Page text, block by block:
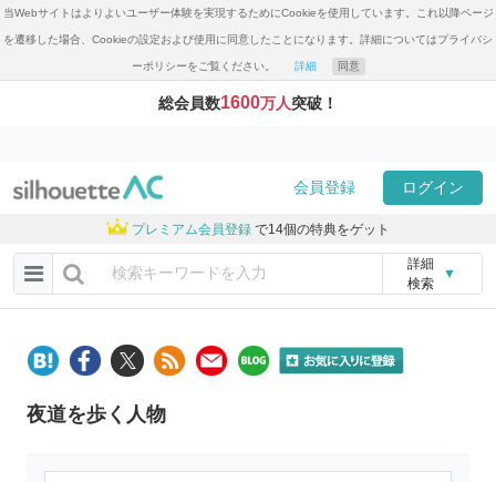
当Webサイトはよりよいユーザー体験を実現するためにCookieを使用しています。これ以降ページ
を遷移した場合、Cookieの設定および使用に同意したことになります。詳細についてはプライバシ
ーポリシーをご覧ください。 詳細 同意
総会員数1600万人突破！
会員登録 ログイン
プレミアム会員登録 で14個の特典をゲット
詳細
検索
▼
夜道を歩く人物